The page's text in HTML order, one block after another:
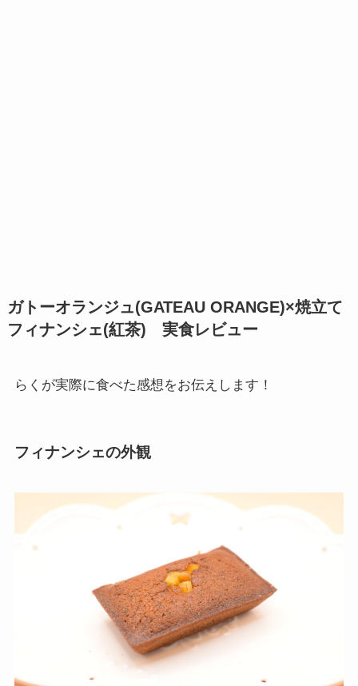
ガトーオランジュ(GATEAU ORANGE)×焼立て
フィナンシェ(紅茶) 実食レビュー
らくが実際に食べた感想をお伝えします！
フィナンシェの外観